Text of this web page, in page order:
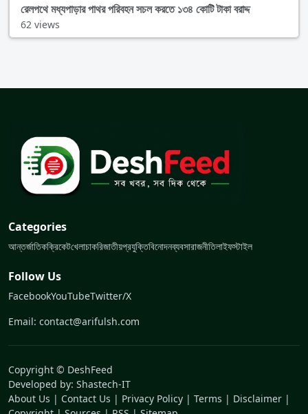
রেলপথে মধ্যপাড়ার পাথর পরিবহন সচল করতে ১৩৪ কোটি টাকা বরাদ্দ
62 views
Categories
আন্তর্জাতিকক্রিকেটখেলাচাকরিজাতীয়প্রযুক্তিবিনোদনব্যবসারাজনীতিলাইফস্টাইল
Follow Us
FacebookYouTubeTwitter/X
Email: contact@arifulsh.com
Copyright © DeshFeed
Developed by: Shastech-IT
About Us | Contact Us | Privacy Policy | Terms | Disclaimer |